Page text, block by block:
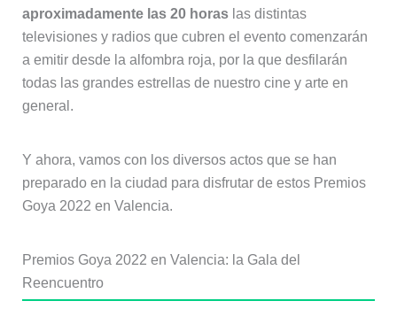
aproximadamente las 20 horaslas distintas
televisiones y radios que cubren el evento comenzarán
a emitir desde la alfombra roja, por la que desfilarán
todas las grandes estrellas de nuestro cine y arte en
general.
Y ahora, vamos con los diversos actos que se han
preparado en la ciudad para disfrutar de estos Premios
Goya 2022 en Valencia.
Premios Goya 2022 en Valencia: la Gala del
Reencuentro